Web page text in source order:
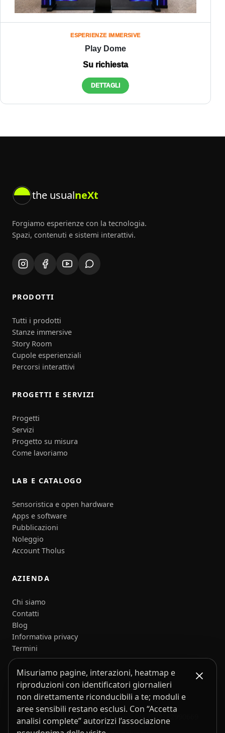
ESPERIENZE IMMERSIVE
Play Dome
Su richiesta
DETTAGLI
the usualneXt
Forgiamo esperienze con la tecnologia.
Spazi, contenuti e sistemi interattivi.
PRODOTTI
Tutti i prodotti
Stanze immersive
Story Room
Cupole esperienziali
Percorsi interattivi
PROGETTI E SERVIZI
Progetti
Servizi
Progetto su misura
Come lavoriamo
LAB E CATALOGO
Sensoristica e open hardware
Apps e software
Pubblicazioni
Noleggio
Account Tholus
AZIENDA
Chi siamo
Contatti
Blog
Informativa privacy
Termini
© 2026 the usual neXt S.r.l. — P.IVA IT02182990669
Misuriamo pagine, interazioni, heatmap e
riproduzioni con identificatori giornalieri
non direttamente riconducibili a te; moduli e
aree sensibili restano esclusi. Con “Accetta
analisi complete” autorizzi l’associazione